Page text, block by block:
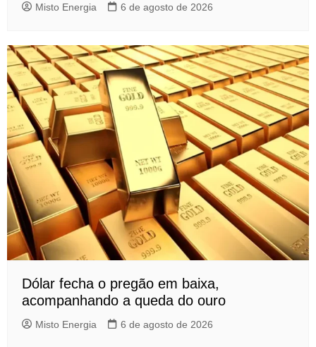
Misto Energia 6 de agosto de 2026
Dólar fecha o pregão em baixa,
acompanhando a queda do ouro
Misto Energia 6 de agosto de 2026